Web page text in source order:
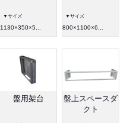
▼サイズ
1130×350×5...
▼サイズ
800×1100×6...
盤用架台
盤上スペースダ
クト